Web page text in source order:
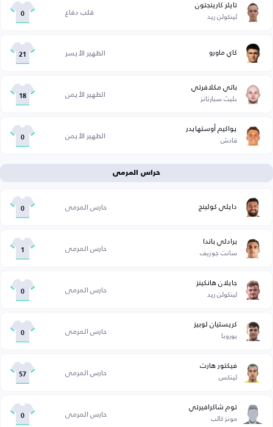
تايلر كارينجتون
لينكولن ريد قلب دفاع 0
كاي ماورو الظهير الأيسر 21
باتي مكلافرتي
بليث سبارتانز الظهير الأيمن 18
يواكيم أوستهايدر
قادش الظهير الأيمن 0
حراس المرمى
دايلي كولينج حارس المرمى 0
برادلي باندا
سانت جوزيف حارس المرمى 1
جايلان هانكينز
لينكولن ريد حارس المرمى 0
كريستيان لوبيز
يوروبا حارس المرمى 0
فيكتور هارت
لينكس حارس المرمى 57
توم شاكرافيرتي
مونز كالب حارس المرمى 0